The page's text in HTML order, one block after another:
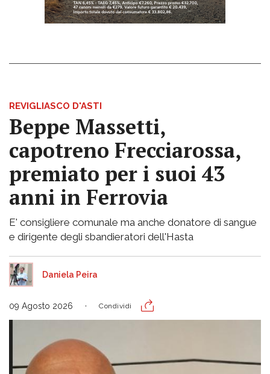
REVIGLIASCO D'ASTI
Beppe Massetti,
capotreno Frecciarossa,
premiato per i suoi 43
anni in Ferrovia
E' consigliere comunale ma anche donatore di sangue
e dirigente degli sbandieratori dell'Hasta
Daniela Peira
09 Agosto 2026 Condividi